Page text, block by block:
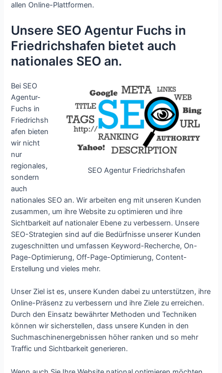
allen Online-Plattformen.
Unsere SEO Agentur Fuchs in
Friedrichshafen bietet auch
nationales SEO an.
SEO Agentur Friedrichshafen
Bei SEO
Agentur-
Fuchs in
Friedrichsh
afen bieten
wir nicht
nur
regionales,
sondern
auch
nationales SEO an. Wir arbeiten eng mit unseren Kunden
zusammen, um ihre Website zu optimieren und ihre
Sichtbarkeit auf nationaler Ebene zu verbessern. Unsere
SEO-Strategien sind auf die Bedürfnisse unserer Kunden
zugeschnitten und umfassen Keyword-Recherche, On-
Page-Optimierung, Off-Page-Optimierung, Content-
Erstellung und vieles mehr.
Unser Ziel ist es, unsere Kunden dabei zu unterstützen, ihre
Online-Präsenz zu verbessern und ihre Ziele zu erreichen.
Durch den Einsatz bewährter Methoden und Techniken
können wir sicherstellen, dass unsere Kunden in den
Suchmaschinenergebnissen höher ranken und so mehr
Traffic und Sichtbarkeit generieren.